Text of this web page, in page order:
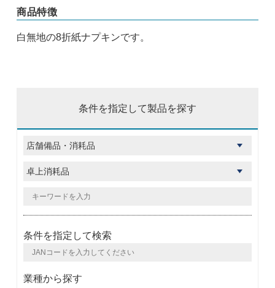
商品特徴
白無地の8折紙ナプキンです。
条件を指定して製品を探す
条件を指定して検索
業種から探す